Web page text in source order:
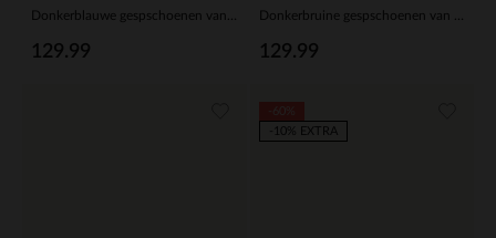
129.99 129.99
-10% EXTRA